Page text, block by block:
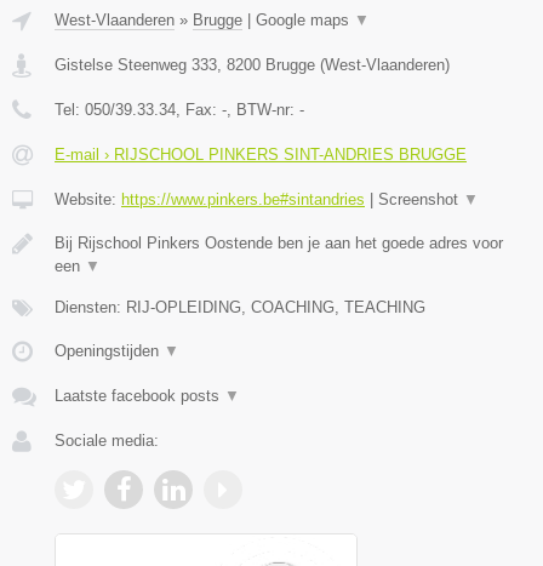
West-Vlaanderen » Brugge Google maps ▼
Gistelse Steenweg 333, 8200 Brugge (West-Vlaanderen)
Tel: 050/39.33.34, Fax: -, BTW-nr: -
E-mail › RIJSCHOOL PINKERS SINT-ANDRIES BRUGGE
Website: https://www.pinkers.be#sintandries Screenshot ▼
Bij Rijschool Pinkers Oostende ben je aan het goede adres voor
een ▼
Diensten: RIJ-OPLEIDING, COACHING, TEACHING
Openingstijden ▼
Laatste facebook posts ▼
Sociale media: